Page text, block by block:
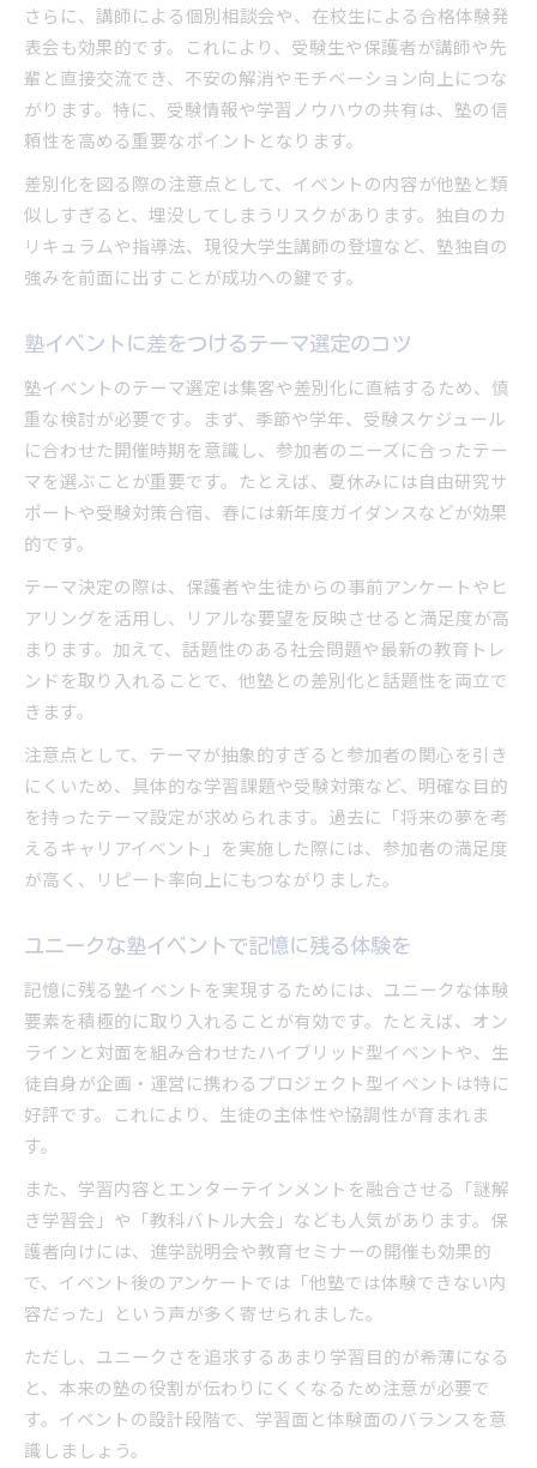
さらに、講師による個別相談会や、在校生による合格体験発
表会も効果的です。これにより、受験生や保護者が講師や先
輩と直接交流でき、不安の解消やモチベーション向上につな
がります。特に、受験情報や学習ノウハウの共有は、塾の信
頼性を高める重要なポイントとなります。
差別化を図る際の注意点として、イベントの内容が他塾と類
似しすぎると、埋没してしまうリスクがあります。独自のカ
リキュラムや指導法、現役大学生講師の登壇など、塾独自の
強みを前面に出すことが成功への鍵です。
塾イベントに差をつけるテーマ選定のコツ
塾イベントのテーマ選定は集客や差別化に直結するため、慎
重な検討が必要です。まず、季節や学年、受験スケジュール
に合わせた開催時期を意識し、参加者のニーズに合ったテー
マを選ぶことが重要です。たとえば、夏休みには自由研究サ
ポートや受験対策合宿、春には新年度ガイダンスなどが効果
的です。
テーマ決定の際は、保護者や生徒からの事前アンケートやヒ
アリングを活用し、リアルな要望を反映させると満足度が高
まります。加えて、話題性のある社会問題や最新の教育トレ
ンドを取り入れることで、他塾との差別化と話題性を両立で
きます。
注意点として、テーマが抽象的すぎると参加者の関心を引き
にくいため、具体的な学習課題や受験対策など、明確な目的
を持ったテーマ設定が求められます。過去に「将来の夢を考
えるキャリアイベント」を実施した際には、参加者の満足度
が高く、リピート率向上にもつながりました。
ユニークな塾イベントで記憶に残る体験を
記憶に残る塾イベントを実現するためには、ユニークな体験
要素を積極的に取り入れることが有効です。たとえば、オン
ラインと対面を組み合わせたハイブリッド型イベントや、生
徒自身が企画・運営に携わるプロジェクト型イベントは特に
好評です。これにより、生徒の主体性や協調性が育まれま
す。
また、学習内容とエンターテインメントを融合させる「謎解
き学習会」や「教科バトル大会」なども人気があります。保
護者向けには、進学説明会や教育セミナーの開催も効果的
で、イベント後のアンケートでは「他塾では体験できない内
容だった」という声が多く寄せられました。
ただし、ユニークさを追求するあまり学習目的が希薄になる
と、本来の塾の役割が伝わりにくくなるため注意が必要で
す。イベントの設計段階で、学習面と体験面のバランスを意
識しましょう。